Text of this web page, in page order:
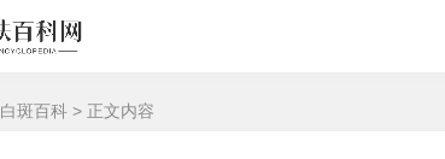
白斑百科 > 正文内容